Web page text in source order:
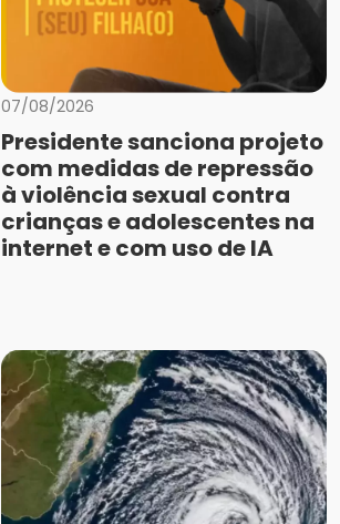
07/08/2026
Presidente sanciona projeto
com medidas de repressão
à violência sexual contra
crianças e adolescentes na
internet e com uso de IA